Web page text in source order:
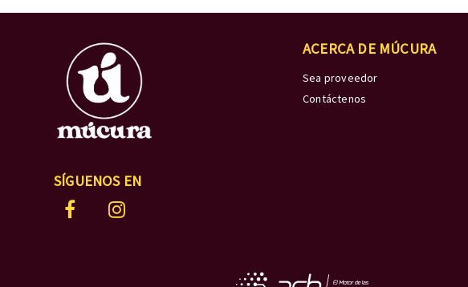
SÍGUENOS EN
ACERCA DE MÚCURA
Sea proveedor
Contáctenos